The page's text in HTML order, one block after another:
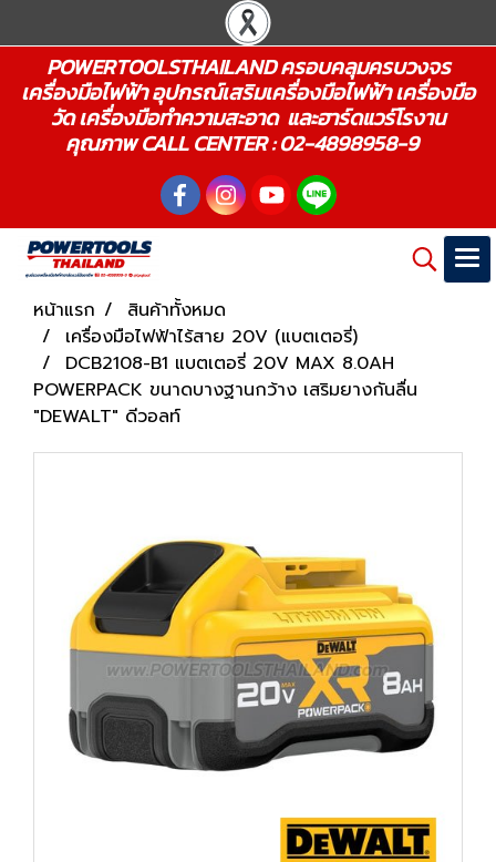
POWERTOOLSTHAILAND ครอบคลุมครบวงจร
เครื่องมือไฟฟ้า อุปกรณ์เสริมเครื่องมือไฟฟ้า เครื่องมือ
วัด เครื่องมือทำความสะอาด และฮาร์ดแวร์โรงาน
คุณภาพ CALL CENTER : 02-4898958-9
หน้าแรก
สินค้าทั้งหมด
เครื่องมือไฟฟ้าไร้สาย 20V (แบตเตอรี่)
DCB2108-B1 แบตเตอรี่ 20V MAX 8.0AH
POWERPACK ขนาดบางฐานกว้าง เสริมยางกันลื่น
"DEWALT" ดีวอลท์